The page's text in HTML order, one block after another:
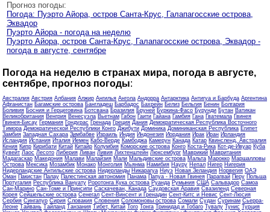
Прогноз погоды:
Погода: Пуэрто Айора, остров Санта-Крус, Галапагосские острова,
Эквадор
Пуэрто Айора - погода на неделю
Пуэрто Айора, остров Санта-Крус, Галапагосские острова, Эквадор -
погода в августе, сентябре
Погода на неделю в странах мира, погода в августе,
сентябре, прогноз погоды:
Австралия Австрия Албания Алжир Ангилья Ангола Андорра Антарктика Антигуа и Барбуда Аргентина
Афганистан Багамские острова Бангладеш Барбадос Бахрейн Белиз Бельгия Бенин Болгария
Боливия Босния и Герцеговина Ботсвана Бразилия Бруней Буркина-Фасо Бурунди Бутан Ватикан
Великобритания Венгрия Венесуэла Вьетнам Габон Гаити Гайана Гамбия Гана Гватемала Гвинея
Гвинея-Бисау Германия Гондурас Гренада Греция Дания Демократическая Республика Восточного
Тимора Демократической Республики Конго Джибути Доминика Доминиканская Республика Египет
Замбия Западная Сахара Зимбабве Израиль Индия Индонезия Иордания Ирак Иран Ирландия
Исландия Испания Италия Йемен Кабо-Верде Камбоджа Камерун Канада Катар Квинсленд, Австралия
Кения Кипр Кирибати Китай Китайр Колумбия Коморские острова Конго Коста-Рика Кот-де-Ивуар Куба
Кувейт Лаос Лесото Либерия Ливан Ливия Лихтенштейн Люксембург Маврикий Мавритания
Мадагаскар Македония Малави Малайзия Мали Мальдивские острова Мальта Марокко Маршалловы
Острова Мексика Мозамбик Монако Монголия Мьянма Намибия Науру Непал Нигер Нигерия
Нидерландские Антильские острова Нидерланды Никарагуа Ниуэ Новая Зеландия Норвегия ОАЭ
Оман Пакистан Палау Палестинская автономия Панама Папуа - Новая Гвинея Парагвай Перу Польша
Португалия Республика Вануату Роротонга Кука острова Руанда Румыния США Сальвадор Самоа
Сан-Марино Сан-Томе и Принсипи Саскачеван, Канада Саудовская Аравия Свазиленд Северная
Корея Сейшельские острова Сенегал Сент-Винсент и Гренадин Сент-Китс и Невис Сент-Люсия
Сербия Сингапур Сирия Словакия Словения Соломоновы острова Сомали Судан Суринам Сьерра-
Леоне Тайвань Тайланд Танзания Тибет, Китай Того Тонга Тринидад и Тобаго Тувалу Тунис Турция